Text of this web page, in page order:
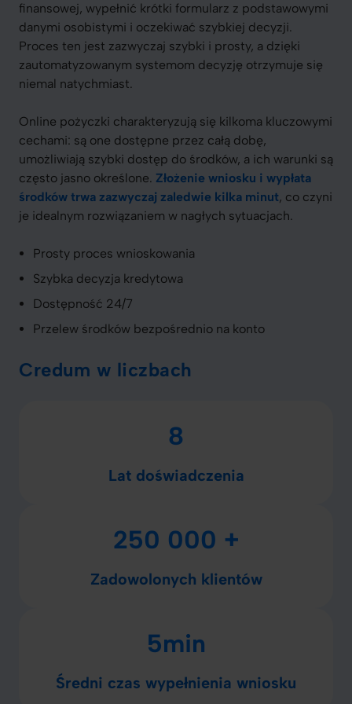
finansowej, wypełnić krótki formularz z podstawowymi
danymi osobistymi i oczekiwać szybkiej decyzji.
Proces ten jest zazwyczaj szybki i prosty, a dzięki
zautomatyzowanym systemom decyzję otrzymuje się
niemal natychmiast.
Online pożyczki charakteryzują się kilkoma kluczowymi
cechami: są one dostępne przez całą dobę,
umożliwiają szybki dostęp do środków, a ich warunki są
często jasno określone. Złożenie wniosku i wypłata
środków trwa zazwyczaj zaledwie kilka minut, co czyni
je idealnym rozwiązaniem w nagłych sytuacjach.
Prosty proces wnioskowania
Szybka decyzja kredytowa
Dostępność 24/7
Przelew środków bezpośrednio na konto
Credum w liczbach
8
Lat doświadczenia
250 000 +
Zadowolonych klientów
5min
Średni czas wypełnienia wniosku